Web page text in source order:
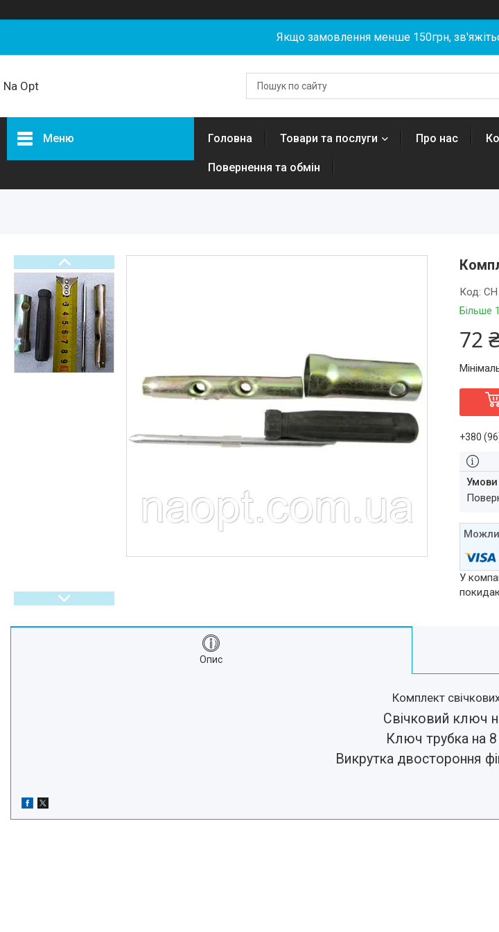
Якщо замовлення менше 150грн,
Na Opt
Меню
Риболовля
Бензозапчастини
Запчастини та комплектуючі
для електротехніки, самокатів,
гіроббордів, E-Bike.
Велосипеди,
Електровелосипеди Самокати
Електросамокати
Велозапчастини. Велодетали.
Покришки і камери на дитячі
М'які іграшки
Головна Товари та послуги Про нас
Повернення та обмін
Більше
Код:
72 ₴
+380
У
Опис
Комплект
Свічковий ключ
Ключ трубка на
Викрутка двостороння